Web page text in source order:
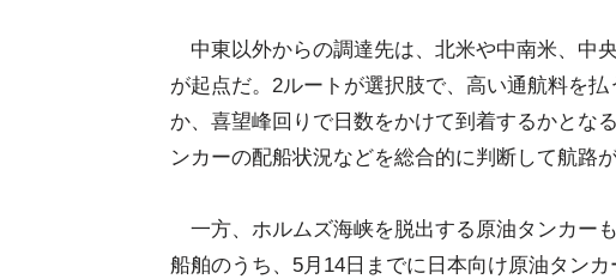
中東以外からの調達先は、北米や中南米、中
が起点だ。2ルートが選択肢で、高い通航料を
か、喜望峰回りで日数をかけて到着するかとな
ンカーの配船状況などを総合的に判断して航路が
一方、ホルムズ海峡を脱出する原油タンカー
船舶のうち、5月14日までに日本向け原油タン